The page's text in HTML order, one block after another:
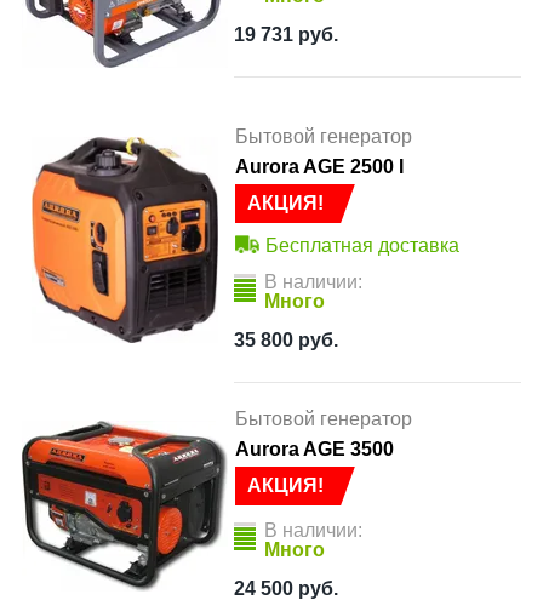
19 731 руб.
Бытовой генератор
АКЦИЯ!
Aurora AGE 2500 І
Бесплатная доставка
В наличии:
Много
35 800 руб.
Бытовой генератор
АКЦИЯ!
Aurora AGE 3500
В наличии:
Много
24 500 руб.